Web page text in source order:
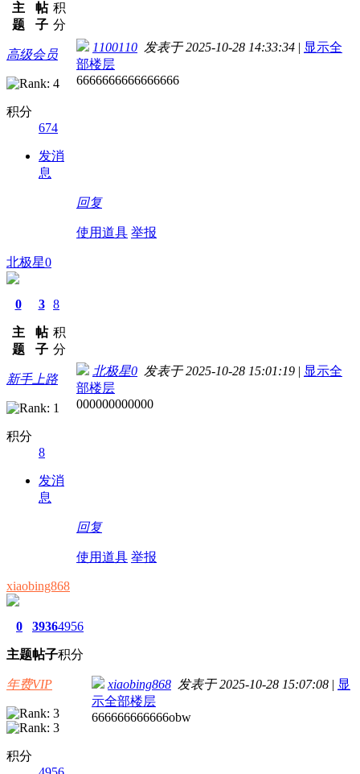
主
题
帖
子
积
分
高级会员
积分
674
发消
息
1100110 发表于 2025-10-28 14:33:34 | 显示全
部楼层
6666666666666666
回复
使用道具 举报
北极星0
0
主
题
3
帖
子
8
积
分
新手上路
积分
8
发消
息
北极星0 发表于 2025-10-28 15:01:19 | 显示全
部楼层
000000000000
回复
使用道具 举报
xiaobing868
0
主题
3936
帖子
4956
积分
年费VIP
积分
xiaobing868 发表于 2025-10-28 15:07:08 | 显
示全部楼层
666666666666obw